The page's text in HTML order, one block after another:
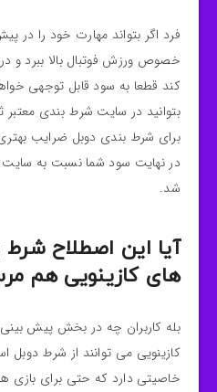
فرد اگر بتواند مهارت خود را در
خصوص ورزش فوتبال بالا ببرد و
کند قطعا به سود قابل‌ توجهی
بتوانید در سایت شرط‌ بندی معتبر
برای شرط‌ بندی دوبل ضرایب بهتری
در نهایت سود شما نسبت‌ به
شد.
آیا این اصطلاح
های کازینویی هم
بله کاربران چه در بخش پیش‌
کازینویی می‌ توانند از شرط دوبل
خاصیتی دارد که حتی برای بازی‌